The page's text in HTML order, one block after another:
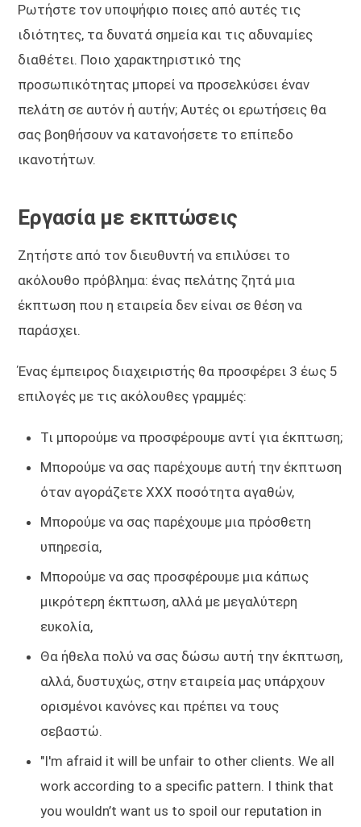
Ρωτήστε τον υποψήφιο ποιες από αυτές τις
ιδιότητες, τα δυνατά σημεία και τις αδυναμίες
διαθέτει. Ποιο χαρακτηριστικό της
προσωπικότητας μπορεί να προσελκύσει έναν
πελάτη σε αυτόν ή αυτήν; Αυτές οι ερωτήσεις θα
σας βοηθήσουν να κατανοήσετε το επίπεδο
ικανοτήτων.
Εργασία με εκπτώσεις
Ζητήστε από τον διευθυντή να επιλύσει το
ακόλουθο πρόβλημα: ένας πελάτης ζητά μια
έκπτωση που η εταιρεία δεν είναι σε θέση να
παράσχει.
Ένας έμπειρος διαχειριστής θα προσφέρει 3 έως 5
επιλογές με τις ακόλουθες γραμμές:
Τι μπορούμε να προσφέρουμε αντί για έκπτωση;
Μπορούμε να σας παρέχουμε αυτή την έκπτωση
όταν αγοράζετε XXX ποσότητα αγαθών,
Μπορούμε να σας παρέχουμε μια πρόσθετη
υπηρεσία,
Μπορούμε να σας προσφέρουμε μια κάπως
μικρότερη έκπτωση, αλλά με μεγαλύτερη
ευκολία,
Θα ήθελα πολύ να σας δώσω αυτή την έκπτωση,
αλλά, δυστυχώς, στην εταιρεία μας υπάρχουν
ορισμένοι κανόνες και πρέπει να τους
σεβαστώ.
"I'm afraid it will be unfair to other clients. We all
work according to a specific pattern. I think that
you wouldn’t want us to spoil our reputation in